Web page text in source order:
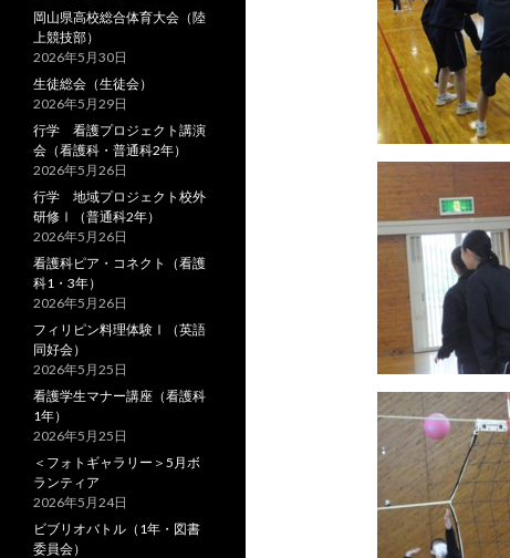
岡山県高校総合体育大会（陸
上競技部）
2026年5月30日
生徒総会（生徒会）
2026年5月29日
行学 看護プロジェクト講演
会（看護科・普通科2年）
2026年5月26日
行学 地域プロジェクト校外
研修Ⅰ（普通科2年）
2026年5月26日
看護科ピア・コネクト（看護
科1・3年）
2026年5月26日
フィリピン料理体験Ⅰ（英語
同好会）
2026年5月25日
看護学生マナー講座（看護科
1年）
2026年5月25日
＜フォトギャラリー＞5月ボ
ランティア
2026年5月24日
ビブリオバトル（1年・図書
委員会）